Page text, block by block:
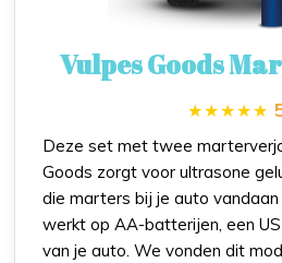
Vulpes Goods
Deze set met twee
Goods zorgt voor ultrasone
die marters bij je auto
werkt op AA-batterijen, een
van je auto. We vonden dit